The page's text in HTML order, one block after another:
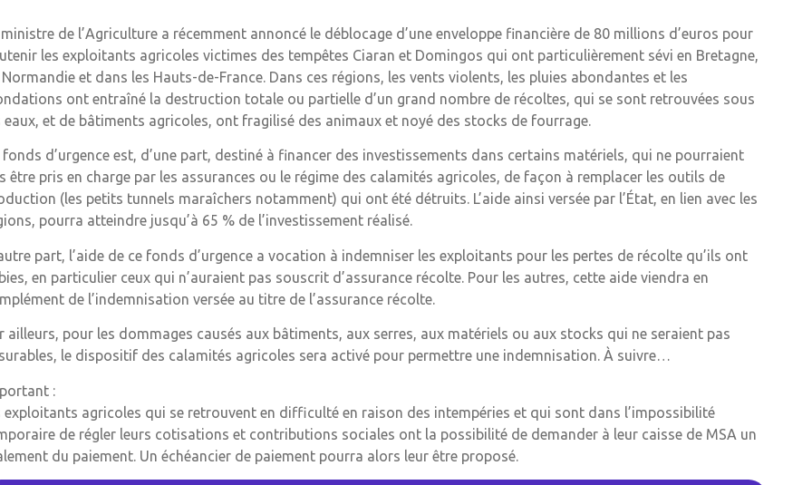
ministre de l’Agriculture a récemment annoncé le déblocage d’une enveloppe financière de 80 millions d’euros pour
les exploitants agricoles victimes des tempêtes Ciaran et Domingos qui ont particulièrement sévi en Bretagne,
Normandie et dans les Hauts-de-France. Dans ces régions, les vents violents, les pluies abondantes et les
ont entraîné la destruction totale ou partielle d’un grand nombre de récoltes, qui se sont retrouvées sous
eaux, et de bâtiments agricoles, ont fragilisé des animaux et noyé des stocks de fourrage.
fonds d’urgence est, d’une part, destiné à financer des investissements dans certains matériels, qui ne pourraient
être pris en charge par les assurances ou le régime des calamités agricoles, de façon à remplacer les outils de
(les petits tunnels maraîchers notamment) qui ont été détruits. L’aide ainsi versée par l’État, en lien avec les
pourra atteindre jusqu’à 65 % de l’investissement réalisé.
part, l’aide de ce fonds d’urgence a vocation à indemniser les exploitants pour les pertes de récolte qu’ils ont
en particulier ceux qui n’auraient pas souscrit d’assurance récolte. Pour les autres, cette aide viendra en
de l’indemnisation versée au titre de l’assurance récolte.
ailleurs, pour les dommages causés aux bâtiments, aux serres, aux matériels ou aux stocks qui ne seraient pas
le dispositif des calamités agricoles sera activé pour permettre une indemnisation. À suivre…
:
exploitants agricoles qui se retrouvent en difficulté en raison des intempéries et qui sont dans l’impossibilité
de régler leurs cotisations et contributions sociales ont la possibilité de demander à leur caisse de MSA un
du paiement. Un échéancier de paiement pourra alors leur être proposé.